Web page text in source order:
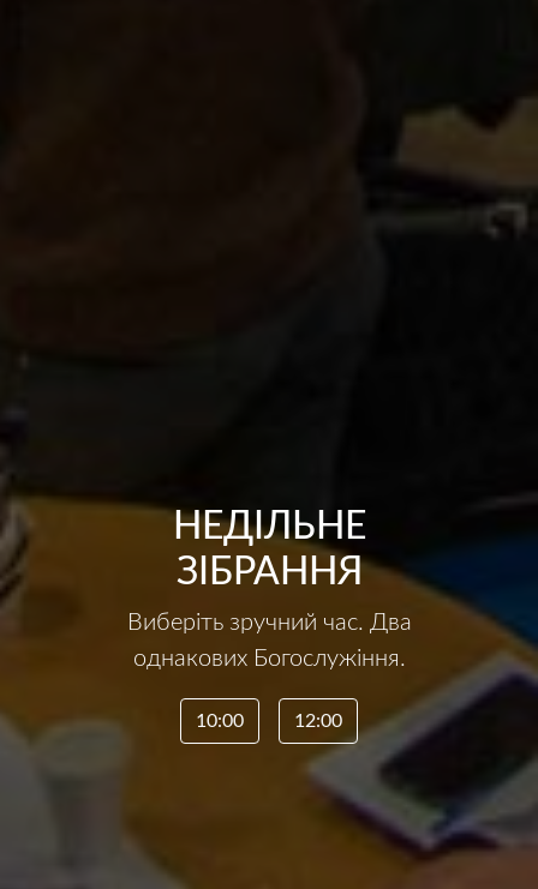
НЕДІЛЬНЕ
ЗІБРАННЯ
Виберіть зручний час. Два
однакових Богослужіння.
10:00 12:00